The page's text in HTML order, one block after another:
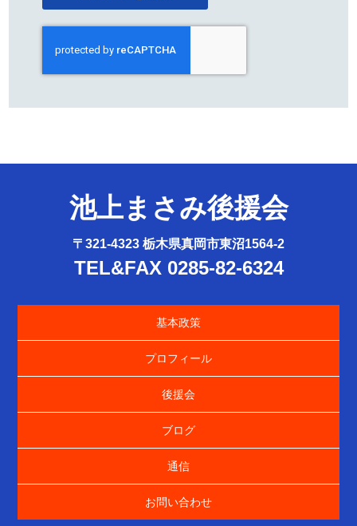
池上まさみ後援会
〒321-4323 栃木県真岡市東沼1564-2
TEL&FAX 0285-82-6324
基本政策
プロフィール
後援会
ブログ
通信
お問い合わせ